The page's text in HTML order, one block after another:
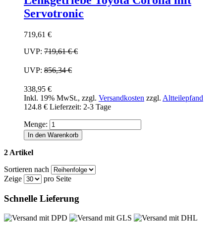
Servotronic
719,61 €
UVP: 719,61 €€
UVP: 856,34 €
338,95 €
Inkl. 19% MwSt., zzgl. Versandkosten zzgl. Altteilepfand
124.8 € Lieferzeit: 2-3 Tage
Menge:
In den Warenkorb
2 Artikel
Sortieren nach
Zeige
pro Seite
Schnelle Lieferung